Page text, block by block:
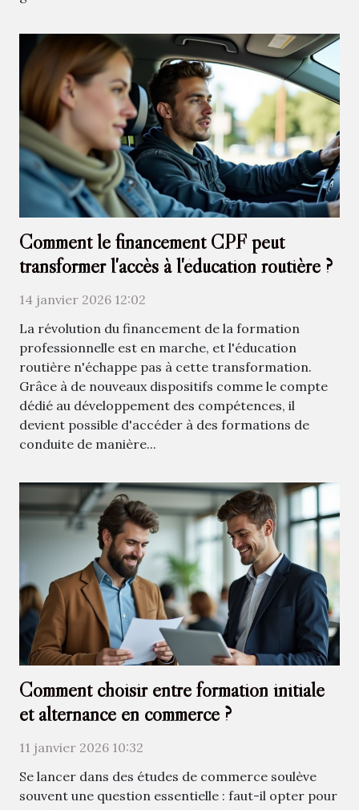
Comment le financement CPF peut
transformer l'accès à l'éducation routière ?
14 janvier 2026 12:02
La révolution du financement de la formation
professionnelle est en marche, et l'éducation
routière n'échappe pas à cette transformation.
Grâce à de nouveaux dispositifs comme le compte
dédié au développement des compétences, il
devient possible d'accéder à des formations de
conduite de manière...
Comment choisir entre formation initiale
et alternance en commerce ?
11 janvier 2026 10:32
Se lancer dans des études de commerce soulève
souvent une question essentielle : faut-il opter pour